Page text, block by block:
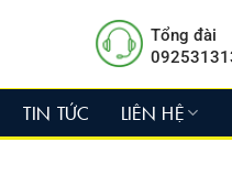
Tổng đài
TIN TỨC LIÊN HỆ